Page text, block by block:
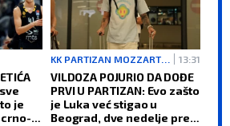
je
13:31
VILDOZA POJURIO DA DOĐE
PRVI U PARTIZAN: Evo zašto
je Luka već stigao u
Beograd, dve nedelje pre